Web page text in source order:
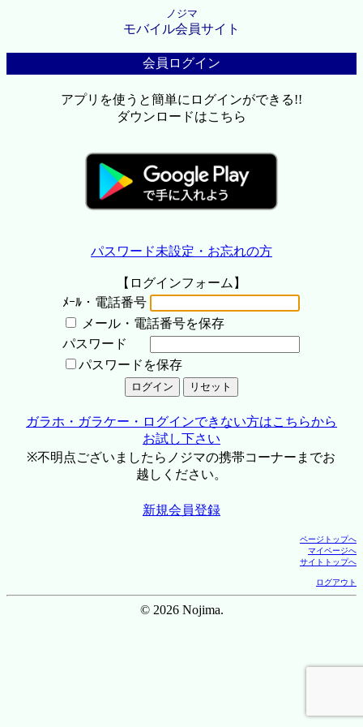
ノジマ
モバイル会員サイト
会員ログイン
アプリを使うと簡単にログインができる!!
ダウンロードはこちら
パスワード未設定・お忘れの方
【ログインフォーム】
ﾒｰﾙ・電話番号
メール・電話番号を保存
パスワード
パスワードを保存
ガラホ・ガラケー・ログインできない方はこちらから
お試し下さい
※不明点ございましたらノジマの携帯コーナーまでお
越しください。
新規会員登録
ページトップへ
マイページへ
サイトトップへ
ログアウト
© 2026 Nojima.